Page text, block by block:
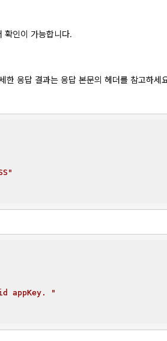
확인이 가능합니다.
한 응답 결과는 응답 본문의 헤더를 참고하세
appKey. "